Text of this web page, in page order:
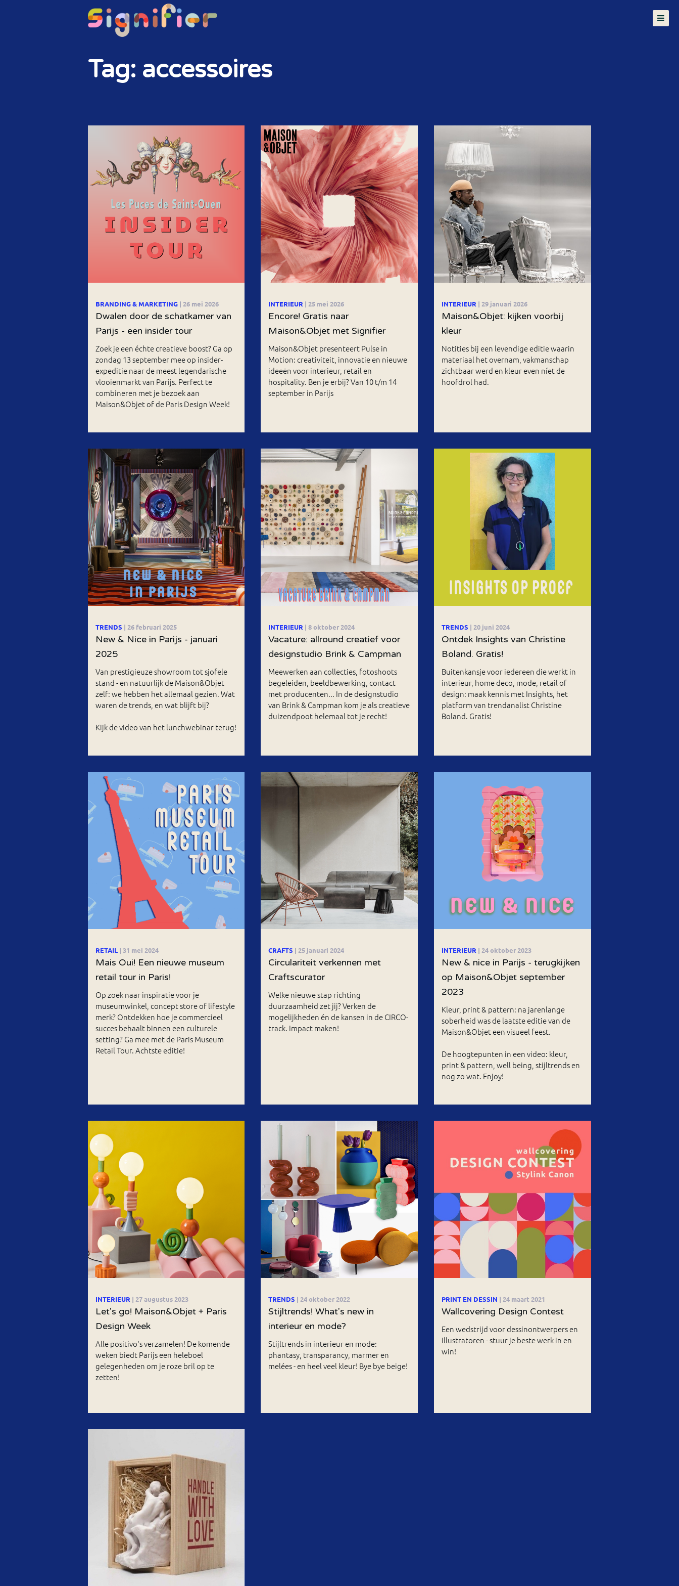
STORIES & SIGNALS
NIEUWSBRIEF
OP DE AGENDA
Tag: accessoires
BRANDING & MARKETING | 26 mei 2026
Dwalen door de schatkamer van
Parijs - een insider tour
Zoek je een échte creatieve boost? Ga op
zondag 13 september mee op insider-
expeditie naar de meest legendarische
vlooienmarkt van Parijs. Perfect te
combineren met je bezoek aan
Maison&Objet of de Paris Design Week!
INTERIEUR | 25 mei 2026
Encore! Gratis naar
Maison&Objet met Signifier
Maison&Objet presenteert Pulse in
Motion: creativiteit, innovatie en nieuwe
ideeën voor interieur, retail en
hospitality. Ben je erbij? Van 10 t/m 14
september in Parijs
INTERIEUR | 29 januari 2026
Maison&Objet: kijken voorbij
kleur
Notities bij een levendige editie waarin
materiaal het overnam, vakmanschap
zichtbaar werd en kleur even níet de
hoofdrol had.
TRENDS | 26 februari 2025
New & Nice in Parijs - januari
2025
Van prestigieuze showroom tot sjofele
stand - en natuurlijk de Maison&Objet
zelf: we hebben het allemaal gezien. Wat
waren de trends, en wat blijft bij?
Kijk de video van het lunchwebinar terug!
INTERIEUR | 8 oktober 2024
Vacature: allround creatief voor
designstudio Brink & Campman
Meewerken aan collecties, fotoshoots
begeleiden, beeldbewerking, contact
met producenten... In de designstudio
van Brink & Campman kom je als creatieve
duizendpoot helemaal tot je recht!
TRENDS | 20 juni 2024
Ontdek Insights van Christine
Boland. Gratis!
Buitenkansje voor iedereen die werkt in
interieur, home deco, mode, retail of
design: maak kennis met Insights, het
platform van trendanalist Christine
Boland. Gratis!
RETAIL | 31 mei 2024
Mais Oui! Een nieuwe museum
retail tour in Paris!
Op zoek naar inspiratie voor je
museumwinkel, concept store of lifestyle
merk? Ontdekken hoe je commercieel
succes behaalt binnen een culturele
setting? Ga mee met de Paris Museum
Retail Tour. Achtste editie!
CRAFTS | 25 januari 2024
Circulariteit verkennen met
Craftscurator
Welke nieuwe stap richting
duurzaamheid zet jij? Verken de
mogelijkheden én de kansen in de CIRCO-
track. Impact maken!
INTERIEUR | 24 oktober 2023
New & nice in Parijs - terugkijken
op Maison&Objet september
2023
Kleur, print & pattern: na jarenlange
soberheid was de laatste editie van de
Maison&Objet een visueel feest.
De hoogtepunten in een video: kleur,
print & pattern, well being, stijltrends en
nog zo wat. Enjoy!
INTERIEUR | 27 augustus 2023
Let's go! Maison&Objet + Paris
Design Week
Alle positivo's verzamelen! De komende
weken biedt Parijs een heleboel
gelegenheden om je roze bril op te
zetten!
TRENDS | 24 oktober 2022
Stijltrends! What's new in
interieur en mode?
Stijltrends in interieur en mode:
phantasy, transparancy, marmer en
melées - en heel veel kleur! Bye bye beige!
PRINT EN DESSIN | 24 maart 2021
Wallcovering Design Contest
Een wedstrijd voor dessinontwerpers en
illustratoren - stuur je beste werk in en
win!